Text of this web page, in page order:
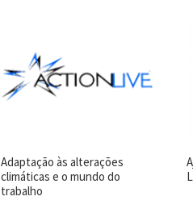
Adaptação às alterações
climáticas e o mundo do
trabalho